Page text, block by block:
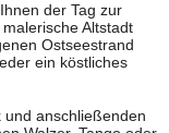
der Tag zur
Altstadt
Ostseestrand
ein köstliches
und anschließenden